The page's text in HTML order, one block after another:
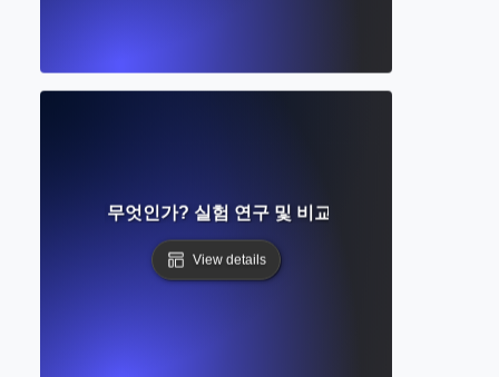
Group이란 무엇인가? 실험 연구 및 비교에 대한 필수 가이드
View details